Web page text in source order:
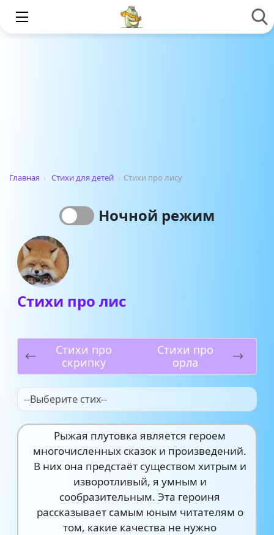
Главная › Стихи для детей › Стихи про лису
Ночной режим
Стихи про лис
Стихи про
скрипку
Стихи про
орла
--Выберите стих--
Рыжая плутовка является героем
многочисленных сказок и произведений.
В них она предстаёт существом хитрым и
изворотливый, я умным и
сообразительным. Эта героиня
рассказывает самым юным читателям о
том, какие качества не нужно